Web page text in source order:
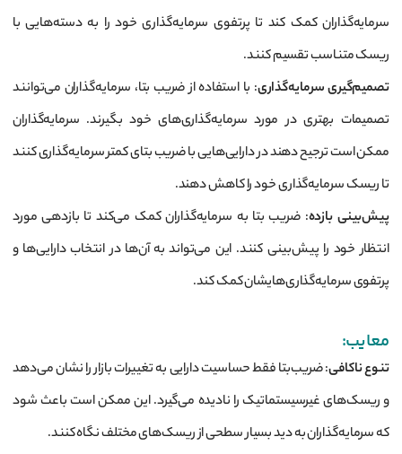
سرمایه‌گذاران کمک کند تا پرتفوی سرمایه‌گذاری خود را به دسته‌هایی با
ریسک متناسب تقسیم کنند.
تصمیم‌گیری سرمایه‌گذاری: با استفاده از ضریب بتا، سرمایه‌گذاران می‌توانند
تصمیمات بهتری در مورد سرمایه‌گذاری‌های خود بگیرند. سرمایه‌گذاران
ممکن است ترجیح دهند در دارایی‌هایی با ضریب بتای کمتر سرمایه‌گذاری کنند
تا ریسک سرمایه‌گذاری خود را کاهش دهند.
پیش‌بینی بازده: ضریب بتا به سرمایه‌گذاران کمک می‌کند تا بازدهی مورد
انتظار خود را پیش‌بینی کنند. این می‌تواند به آن‌ها در انتخاب دارایی‌ها و
پرتفوی سرمایه‌گذاری‌هایشان کمک کند.
معایب:
تنوع ناکافی: ضریب‌بتا فقط حساسیت دارایی به تغییرات بازار را نشان می‌دهد
و ریسک‌های غیرسیستماتیک را نادیده می‌گیرد. این ممکن است باعث شود
که سرمایه‌گذاران به دید بسیار سطحی از ریسک‌های مختلف نگاه کنند.